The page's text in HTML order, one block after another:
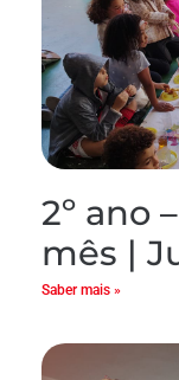
2º ano
mês |
Saber mais »